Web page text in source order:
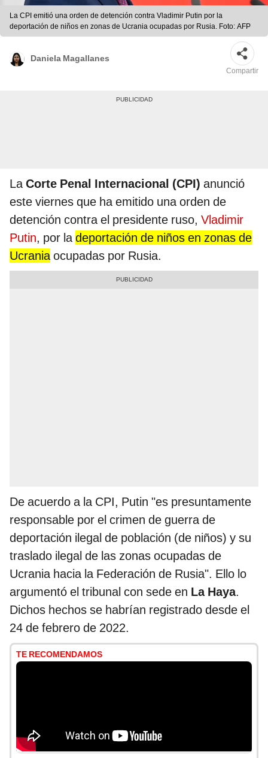
La CPI emitió una orden de detención contra Vladimir Putin por la
deportación de niños en zonas de Ucrania ocupadas por Rusia. Foto: AFP
Daniela Magallanes
Compartir
LaCorte Penal Internacional (CPI) anunció
este viernes que ha emitido una orden de
detención contra el presidente ruso, Vladimir
Putin, por ladeportación de niños en zonas de
Ucraniaocupadas por Rusia.
De acuerdo a la CPI, Putin "es presuntamente
responsable por el crimen de guerra de
deportación ilegal de población (de niños) y su
traslado ilegal de las zonas ocupadas de
Ucrania hacia la Federación de Rusia". Ello lo
argumentó el tribunal con sede en La Haya.
Dichos hechos se habrían registrado desde el
24 de febrero de 2022.
TE RECOMENDAMOS